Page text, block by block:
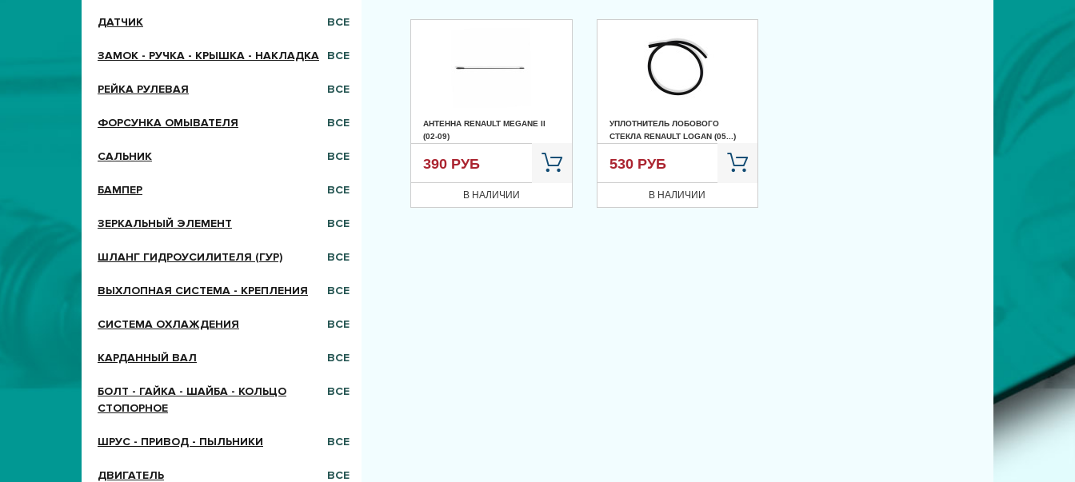
ВСЕ
ДАТЧИК
ВСЕ
ЗАМОК - РУЧКА - КРЫШКА - НАКЛАДКА
ВСЕ
РЕЙКА РУЛЕВАЯ
ВСЕ
ФОРСУНКА ОМЫВАТЕЛЯ
ВСЕ
САЛЬНИК
ВСЕ
БАМПЕР
ВСЕ
ЗЕРКАЛЬНЫЙ ЭЛЕМЕНТ
ВСЕ
ШЛАНГ ГИДРОУСИЛИТЕЛЯ (ГУР)
ВСЕ
ВЫХЛОПНАЯ СИСТЕМА - КРЕПЛЕНИЯ
ВСЕ
СИСТЕМА ОХЛАЖДЕНИЯ
ВСЕ
КАРДАННЫЙ ВАЛ
ВСЕ
БОЛТ - ГАЙКА - ШАЙБА - КОЛЬЦО
СТОПОРНОЕ
ВСЕ
ШРУС - ПРИВОД - ПЫЛЬНИКИ
ВСЕ
ДВИГАТЕЛЬ
АНТЕННА RENAULT MEGANE II
(02-09)
390 РУБ
В НАЛИЧИИ
УПЛОТНИТЕЛЬ ЛОБОВОГО
СТЕКЛА RENAULT LOGAN (05...)
530 РУБ
В НАЛИЧИИ